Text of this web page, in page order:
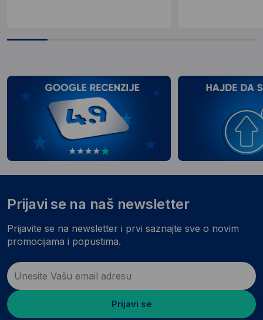
Prijavi se na naš newsletter
Prijavite se na newsletter i prvi saznajte sve o novim
promocijama i popustima.
Prijavi se